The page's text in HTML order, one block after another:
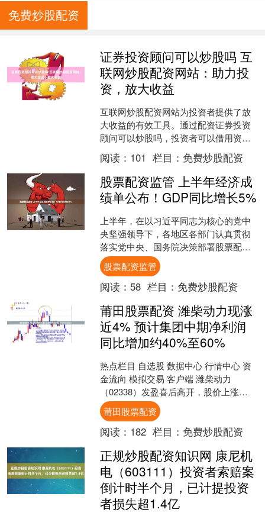
免费炒股配资
证券投资顾问可以炒股吗 互
联网炒股配资网站：助力投
资，放大收益
互联网炒股配资网站为投资者提供了放
大收益的有效工具。通过配资证券投资
顾问可以炒股吗，投资者可以借用资
金，增加投资规模，从而获得更高的潜
在收益。 * **爆仓风险....
阅读： 101 栏目： 免费炒股配资
股票配资监管 上半年经济成
绩单公布！GDP同比增长5%
上半年，在以习近平同志为核心的党中
央坚强领导下，各地区各部门认真贯彻
落实党中央、国务院决策部署股票配资
监管，坚持稳中求进、以进促稳、先立
后破，有效落实各项宏观政....
股票配资监管
阅读： 58 栏目： 免费炒股配资
莆田股票配资 潍柴动力现涨
近4% 预计集团中期净利润
同比增加约40%至60%
热点栏目 自选股 数据中心 行情中心 资
金流向 模拟交易 客户端 潍柴动力
（02338）发盈喜后高开，股价上涨
3.69%，现报12.92港元，成交额
6402.3....
莆田股票配资
阅读： 182 栏目： 免费炒股配资
正规炒股配资知识网 康尼机
电（603111）投资者索赔案
倒计时半个月，已计提投资
者损失超1.4亿